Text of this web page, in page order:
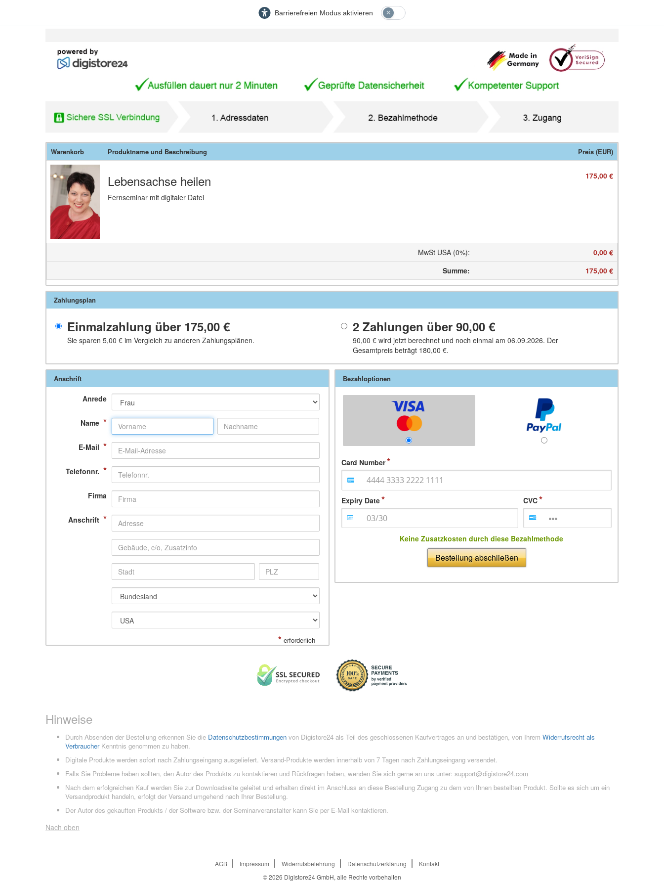
Barrierefreien Modus aktivieren
Warenkorb Produktname und Beschreibung Preis (EUR)
Lebensachse heilen
Fernseminar mit digitaler Datei
175,00 €
MwSt USA (0%):
0,00 €
Summe: 175,00 €
Zahlungsplan
Einmalzahlung über 175,00 €
Sie sparen 5,00 € im Vergleich zu anderen Zahlungsplänen.
2 Zahlungen über 90,00 €
90,00 € wird jetzt berechnet und noch einmal am 06.09.2026. Der
Gesamtpreis beträgt 180,00 €.
Anschrift
Anrede
Name *
E-Mail *
Telefonnr. *
Firma
Anschrift *
* erforderlich
Bezahloptionen
Card Number
Expiry Date CVC
Keine Zusatzkosten durch diese Bezahlmethode
Bestellung abschließen
Hinweise
Durch Absenden der Bestellung erkennen Sie die Datenschutzbestimmungen von Digistore24 als Teil des geschlossenen Kaufvertrages an und bestätigen, von Ihrem Widerrufsrecht als
VerbraucherKenntnis genommen zu haben.
Digitale Produkte werden sofort nach Zahlungseingang ausgeliefert. Versand-Produkte werden innerhalb von 7 Tagen nach Zahlungseingang versendet.
Falls Sie Probleme haben sollten, den Autor des Produkts zu kontaktieren und Rückfragen haben, wenden Sie sich gerne an uns unter: support@digistore24.com
Nach dem erfolgreichen Kauf werden Sie zur Downloadseite geleitet und erhalten direkt im Anschluss an diese Bestellung Zugang zu dem von Ihnen bestellten Produkt. Sollte es sich um ein
Versandprodukt handeln, erfolgt der Versand umgehend nach Ihrer Bestellung.
Der Autor des gekauften Produkts / der Software bzw. der Seminarveranstalter kann Sie per E-Mail kontaktieren.
Nach oben
AGB Impressum Widerrufsbelehrung Datenschutzerklärung
Kontakt
© 2026 Digistore24 GmbH, alle Rechte vorbehalten